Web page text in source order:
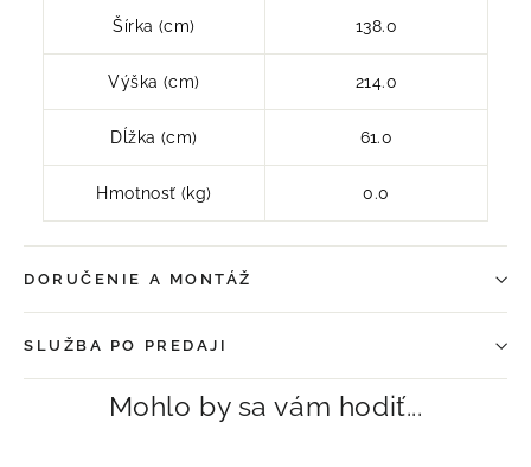
Šírka (cm) 138.0
Výška (cm) 214.0
Dĺžka (cm) 61.0
Hmotnosť (kg) 0.0
DORUČENIE A MONTÁŽ
SLUŽBA PO PREDAJI
Mohlo by sa vám hodiť...